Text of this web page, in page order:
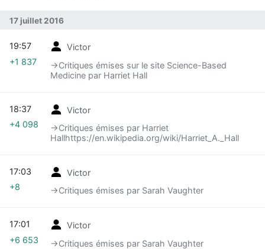
17 juillet 2016
Victor
→‎Critiques émises sur le site Science-Based
Medicine par Harriet Hall
19:57
+1 837
Victor
→‎Critiques émises par Harriet
Hallhttps://en.wikipedia.org/wiki/Harriet_A._Hall
18:37
+4 098
Victor
→‎Critiques émises par Sarah Vaughter
17:03
+8
Victor
→‎Critiques émises par Sarah Vaughter
17:01
+6 653